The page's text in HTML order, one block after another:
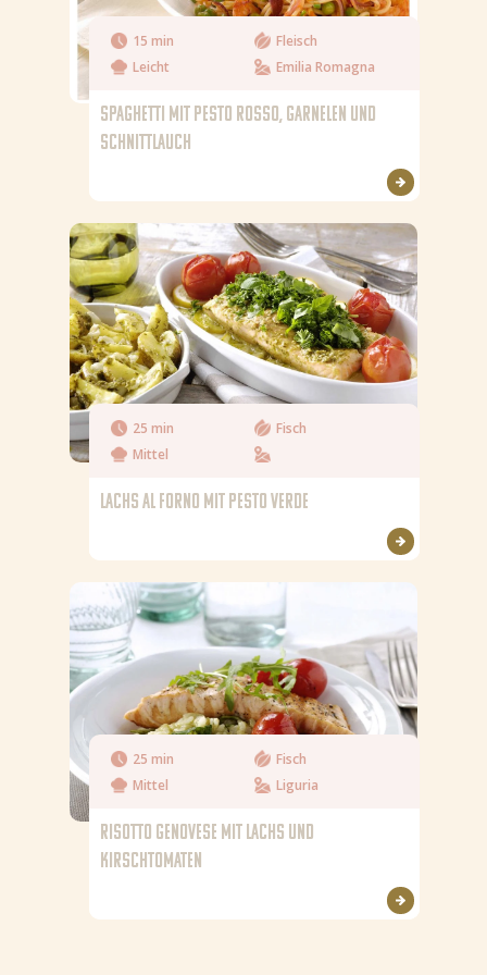
15 min
Fleisch
Leicht
Emilia Romagna
SPAGHETTI MIT PESTO ROSSO, GARNELEN UND
SCHNITTLAUCH
25 min
Fisch
Mittel
LACHS AL FORNO MIT PESTO VERDE
25 min
Fisch
Mittel
Liguria
RISOTTO GENOVESE MIT LACHS UND
KIRSCHTOMATEN